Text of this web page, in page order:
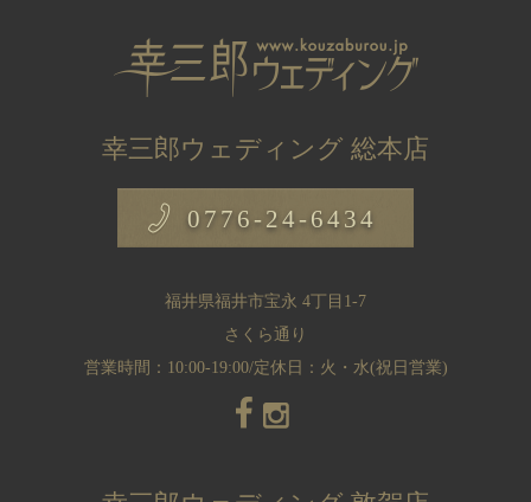
幸三郎ウェディング 総本店
0776-24-6434
福井県福井市宝永 4丁目1-7
さくら通り
営業時間：10:00-19:00/定休日：火・水(祝日営業)